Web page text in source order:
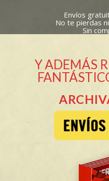
Envíos
No te pierdas
Sin
Y ADEMÁS